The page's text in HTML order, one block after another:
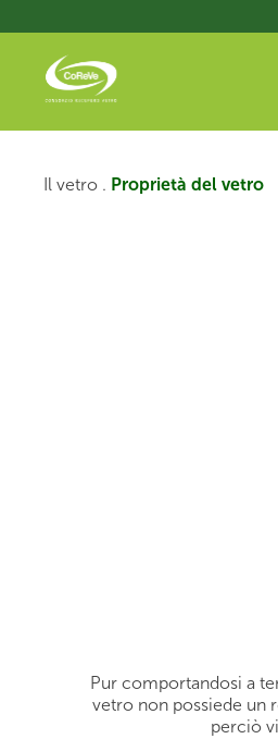
al
contenuto
principale
Il vetro . Proprietà del vetro
Pur comportandosi a
vetro non possiede un
perciò